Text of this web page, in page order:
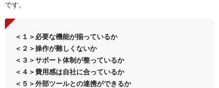
です。
＜１＞必要な機能が揃っているか
＜２＞操作が難しくないか
＜３＞サポート体制が整っているか
＜４＞費用感は自社に合っているか
＜５＞外部ツールとの連携ができるか